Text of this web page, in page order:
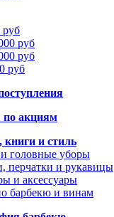
руб
руб
руб
руб
акциям
книги и стиль
головные уборы
перчатки и рукавицы
и аксессуары
барбекю и винам